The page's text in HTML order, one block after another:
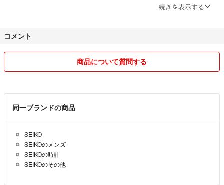
埼玉県公安委員会
続きを表示する
コメント
商品について質問する
同一ブランドの商品
SEIKO
SEIKOのメンズ
SEIKOの時計
SEIKOのその他